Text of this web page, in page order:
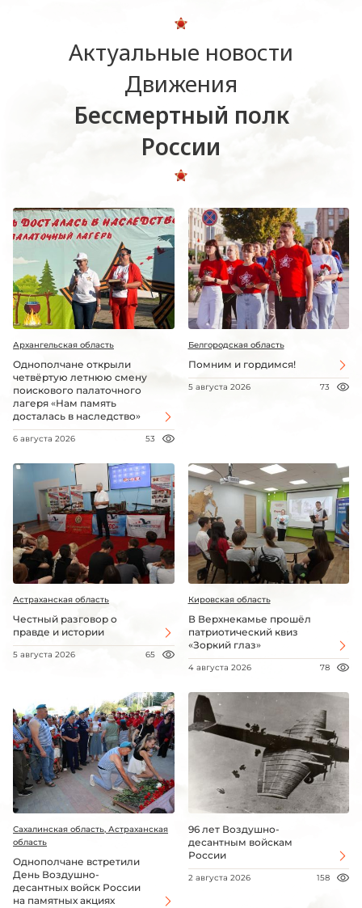
Актуальные новости
Движения
Бессмертный полк
России
Архангельская область
Однополчане открыли
четвёртую летнюю смену
поискового палаточного
лагеря «Нам память
досталась в наследство»
6 августа 2026 53
Белгородская область
Помним и гордимся!
5 августа 2026 73
Астраханская область
Честный разговор о
правде и истории
5 августа 2026 65
Кировская область
В Верхнекамье прошёл
патриотический квиз
«Зоркий глаз»
4 августа 2026 78
Сахалинская область, Астраханская
область
Однополчане встретили
День Воздушно-
десантных войск России
на памятных акциях
96 лет Воздушно-
десантным войскам
России
2 августа 2026 158